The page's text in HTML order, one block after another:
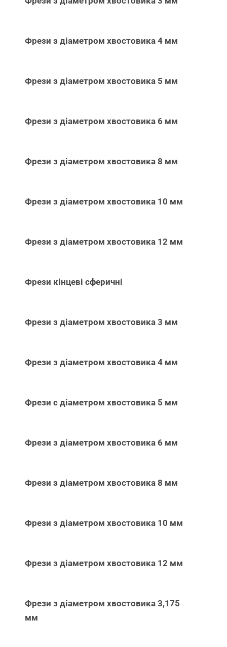
Фрези з діаметром хвостовика 4 мм
Фрези з діаметром хвостовика 5 мм
Фрези з діаметром хвостовика 6 мм
Фрези з діаметром хвостовика 8 мм
Фрези з діаметром хвостовика 10 мм
Фрези з діаметром хвостовика 12 мм
Фрези кінцеві сферичні
Фрези з діаметром хвостовика 3 мм
Фрези з діаметром хвостовика 4 мм
Фрези с діаметром хвостовика 5 мм
Фрези з діаметром хвостовика 6 мм
Фрези з діаметром хвостовика 8 мм
Фрези з діаметром хвостовика 10 мм
Фрези з діаметром хвостовика 12 мм
Фрези з діаметром хвостовика 3,175
мм